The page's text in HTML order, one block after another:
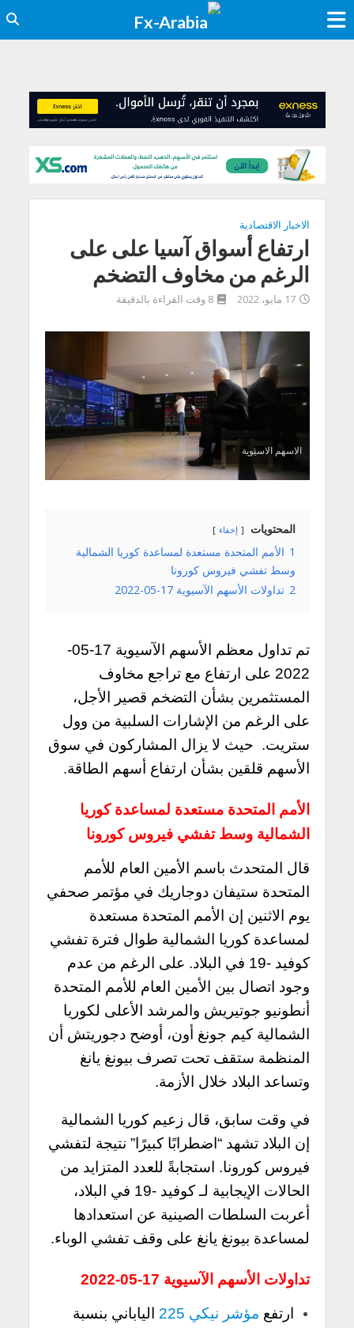
الاخبار الاقتصادية
ارتفاع أسواق آسيا على على
الرغم من مخاوف التضخم
17 مايو، 2022 8 وقت القراءة بالدقيقة
الاسهم الاسيوية
المحتويات إخفاء
1 الأمم المتحدة مستعدة لمساعدة كوريا الشمالية
وسط تفشي فيروس كورونا
2 تداولات الأسهم الآسيوية 17-05-2022
تم تداول معظم الأسهم الآسيوية 17-05-
2022 على ارتفاع مع تراجع مخاوف
المستثمرين بشأن التضخم قصير الأجل،
على الرغم من الإشارات السلبية من وول
ستريت. حيث لا يزال المشاركون في سوق
الأسهم قلقين بشأن ارتفاع أسهم الطاقة.
الأمم المتحدة مستعدة لمساعدة كوريا
الشمالية وسط تفشي فيروس كورونا
قال المتحدث باسم الأمين العام للأمم
المتحدة ستيفان دوجاريك في مؤتمر صحفي
يوم الاثنين إن الأمم المتحدة مستعدة
لمساعدة كوريا الشمالية طوال فترة تفشي
كوفيد -19 في البلاد.
على الرغم من عدم
وجود اتصال بين الأمين العام للأمم المتحدة
أنطونيو جوتيريش والمرشد الأعلى لكوريا
الشمالية كيم جونغ أون، أوضح دجوريتش أن
المنظمة ستقف تحت تصرف بيونغ يانغ
وتساعد البلاد خلال الأزمة.
في وقت سابق، قال زعيم كوريا الشمالية
إن البلاد تشهد“اضطرابًا كبيرًا” نتيجة لتفشي
فيروس كورونا. استجابةً للعدد المتزايد من
الحالات الإيجابية لـ كوفيد -19 في البلاد،
أعربت السلطات الصينية عن استعدادها
لمساعدة بيونغ يانغ على وقف تفشي الوباء.
تداولات الأسهم الآسيوية 17-05-2022
ارتفع مؤشر نيكي 225
الياباني بنسبة